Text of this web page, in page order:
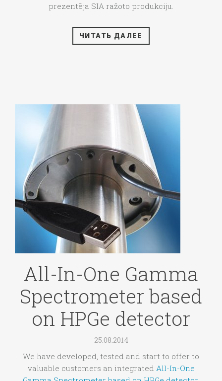
prezentēja SIA ražoto produkciju.
ЧИТАТЬ ДАЛЕЕ
All-In-One Gamma
Spectrometer based
on HPGe detector
25.08.2014
We have developed, tested and start to offer to
valuable customers an integrated All-In-One